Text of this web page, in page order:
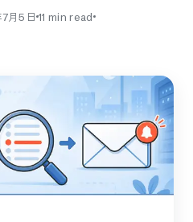
月5日11 min read